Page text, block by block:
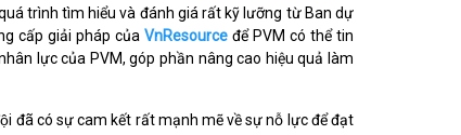
trình tìm hiểu và đánh giá rất kỹ lưỡng từ Ban dự
cấp giải pháp của VnResourceđể PVM có thể tin
lực của PVM, góp phần nâng cao hiệu quả làm
đã có sự cam kết rất mạnh mẽ về sự nỗ lực để đạt